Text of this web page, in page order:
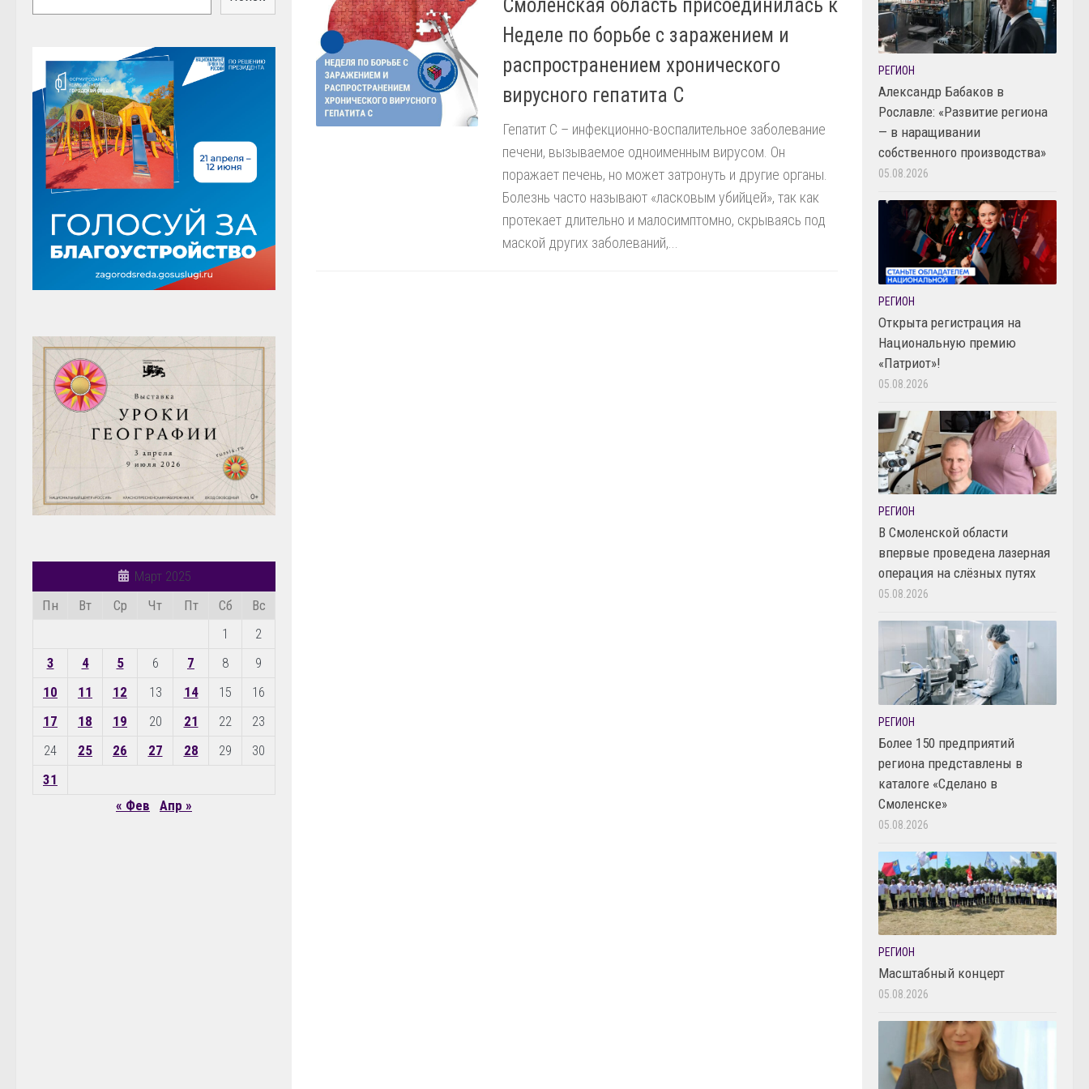
Смоленская область присоединилась к
Неделе по борьбе с заражением и
распространением хронического
вирусного гепатита С
Гепатит С – инфекционно-воспалительное заболевание
печени, вызываемое одноименным вирусом. Он
поражает печень, но может затронуть и другие органы.
Болезнь часто называют «ласковым убийцей», так как
протекает длительно и малосимптомно, скрываясь под
маской других заболеваний,...
Март 2025
Пн
Вт Ср Чт Пт Сб
Вс
1
2
3
4 5 6 7 8
9
10
11 12 13 14 15
16
17
18 19 20 21 22
23
24
25 26 27 28 29
30
31
« Фев
Апр »
РЕГИОН
Александр Бабаков в
Рославле: «Развитие региона
— в наращивании
собственного производства»
05.08.2026
РЕГИОН
Открыта регистрация на
Национальную премию
«Патриот»!
05.08.2026
РЕГИОН
В Смоленской области
впервые проведена лазерная
операция на слёзных путях
05.08.2026
РЕГИОН
Более 150 предприятий
региона представлены в
каталоге «Сделано в
Смоленске»
05.08.2026
РЕГИОН
Масштабный концерт
05.08.2026